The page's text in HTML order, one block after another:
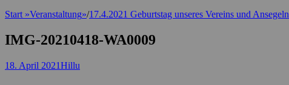
Start »Veranstaltung»/17.4.2021 Geburtstag unseres Vereins und Ansegeln
IMG-20210418-WA0009
Posted
18. April 2021Autor
Hillu